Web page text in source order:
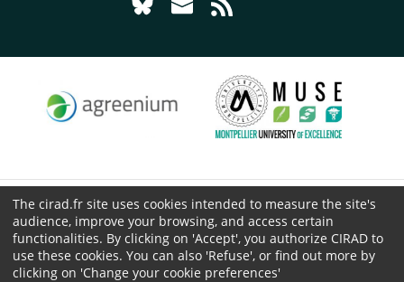
© CIRAD 2026
Legal details
Personal Data Protection
The cirad.fr site uses cookies intended to measure the site's
audience, improve your browsing, and access certain
functionalities. By clicking on 'Accept', you authorize CIRAD to
use these cookies. You can also 'Refuse', or find out more by
clicking on 'Change your cookie preferences'